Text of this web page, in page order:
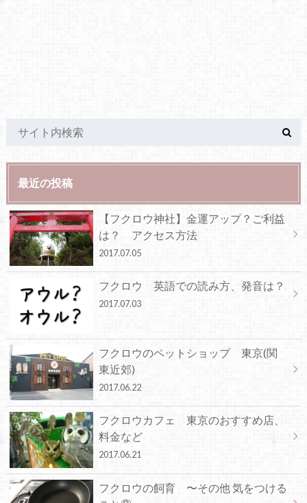
最近の投稿
【フクロウ神社】金運アップ？ご利益
は？ アクセス方法
2017.07.05
フクロウ 英語での読み方、発音は？
2017.07.03
フクロウのペットショップ 東京(関
東近郊)
2017.06.22
フクロウカフェ 東京のおすすめ店、
料金など
2017.06.21
フクロウの飼育 〜その他 気をつける